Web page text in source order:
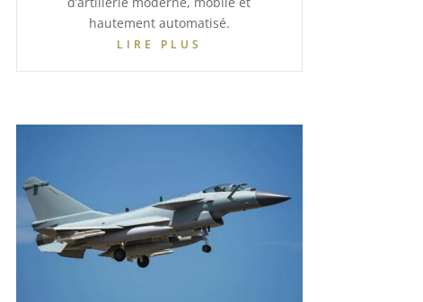
hautement automatisé.
LIRE PLUS